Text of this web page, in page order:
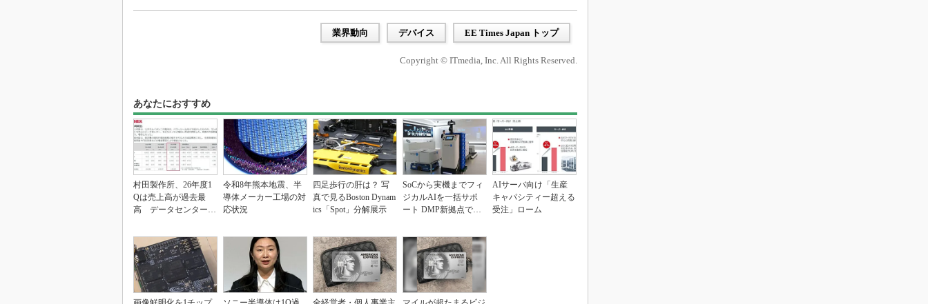
業界動向 デバイス EE Times Japan トップ
Copyright © ITmedia, Inc. All Rights Reserved.
あなたにおすすめ
村田製作所、26年度1
Qは売上高が過去最
高 データセンター関
令和8年熊本地震、半
導体メーカー工場の対
応状況
四足歩行の肝は？ 写
真で見るBoston Dynam
ics「Spot」分解展示
SoCから実機までフィ
ジカルAIを一括サポ
ート DMP新拠点で展
AIサーバ向け「生産
キャパシティー超える
受注」ローム